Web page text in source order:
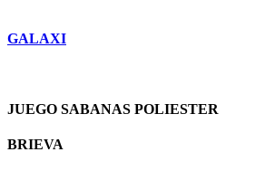
GALAXI
JUEGO SABANAS POLIESTER
BRIEVA